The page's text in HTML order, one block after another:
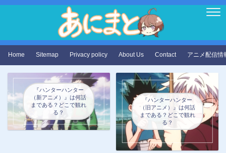
Home Sitemap Privacy policy About Us Contact アニメ配信情
『ハンターハンター
（新アニメ）』は何話
まである？どこで観れ
る？
『ハンターハンター
（旧アニメ）』は何話
まである？どこで観れ
る？